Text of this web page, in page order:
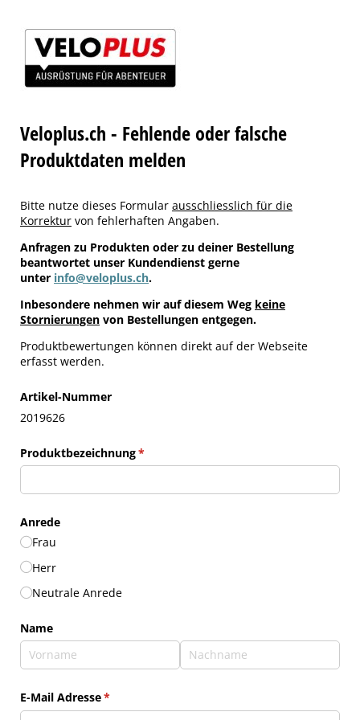
Veloplus.ch - Fehlende oder falsche
Produktdaten melden
Bitte nutze dieses Formular ausschliesslich für die
Korrektur von fehlerhaften Angaben.
Anfragen zu Produkten oder zu deiner Bestellung
beantwortet unser Kundendienst gerne
unter info@veloplus.ch.
Inbesondere nehmen wir auf diesem Weg keine
Stornierungen von Bestellungen entgegen.
Produktbewertungen können direkt auf der Webseite
erfasst werden.
Artikel-Nummer
2019626
Produktbezeichnung*
(erforderlich)
Anrede
Frau
Herr
Neutrale Anrede
Name
E-Mail Adresse*
(erforderlich)